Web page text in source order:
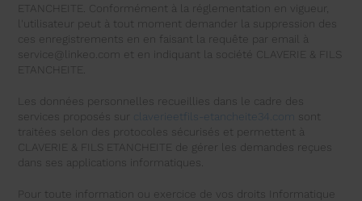
ETANCHEITE. Conformément à la réglementation en vigueur,
l'utilisateur peut à tout moment demander la suppression des
ces enregistrements en en faisant la requête par email à
service@linkeo.com et en indiquant la société CLAVERIE & FILS
ETANCHEITE.
Les données personnelles recueillies dans le cadre des
services proposés sur
claverieetfils-etancheite34.com
sont
traitées selon des protocoles sécurisés et permettent à
CLAVERIE & FILS ETANCHEITE de gérer les demandes reçues
dans ses applications informatiques.
Pour toute information ou exercice de vos droits Informatique